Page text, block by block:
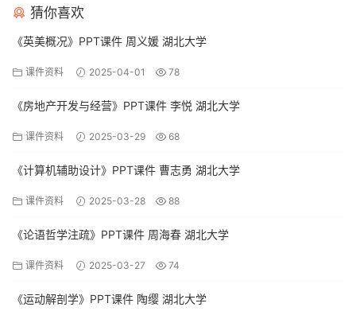
猜你喜欢
《英美概况》PPT课件 周义媛 湖北大学
课件资料 2025-04-01 78
《房地产开发与经营》PPT课件 李悦 湖北大学
课件资料 2025-03-29 68
《计算机辅助设计》PPT课件 曹志勇 湖北大学
课件资料 2025-03-28 88
《论语哲学注疏》PPT课件 周海春 湖北大学
课件资料 2025-03-27 74
《运动解剖学》PPT课件 陶缨 湖北大学